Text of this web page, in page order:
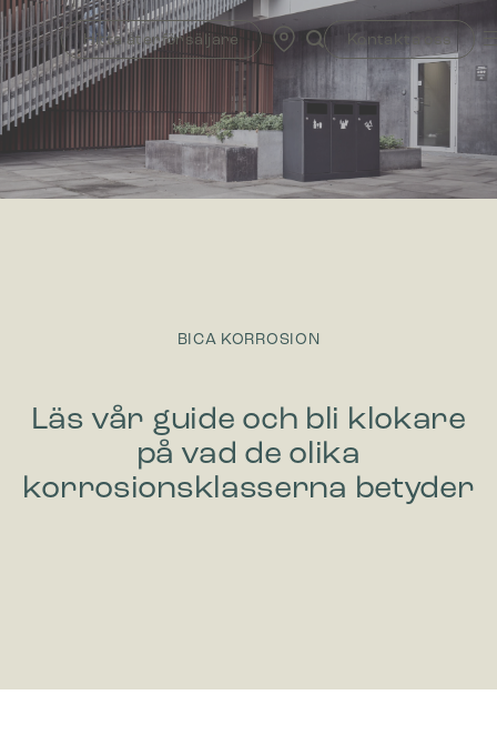
Skip
to
content
Hitta återförsäljare Kontakta oss
BICA KORROSION
Läs vår guide och bli klokare
på vad de olika
korrosionsklasserna betyder